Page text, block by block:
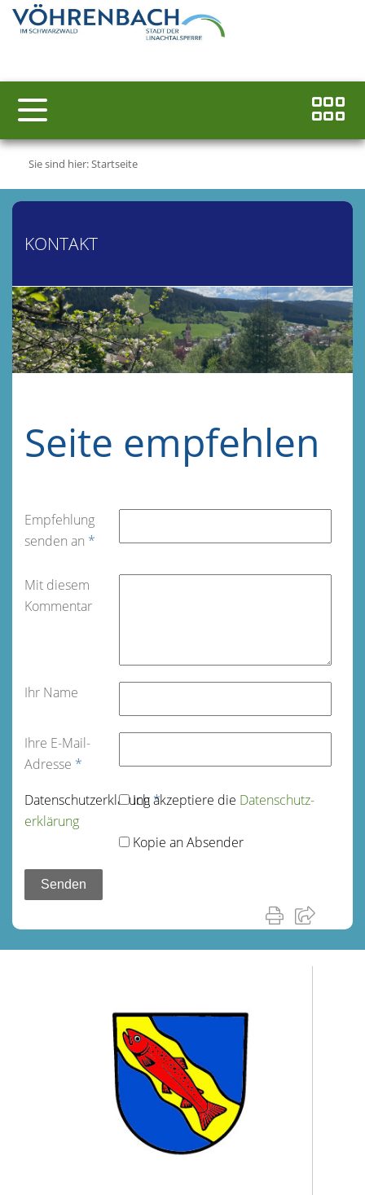
Sie sind hier:Startseite
KONTAKT
Seite empfehlen
Empfehlung
senden an *
Mit diesem
Kommentar
Ihr Name
Ihre E-Mail-
Adresse *
Datenschutz­erklärung*
Ich akzeptiere die Datenschutz­
erklärung
Kopie an Absender